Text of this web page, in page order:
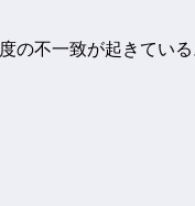
の不一致が起きている